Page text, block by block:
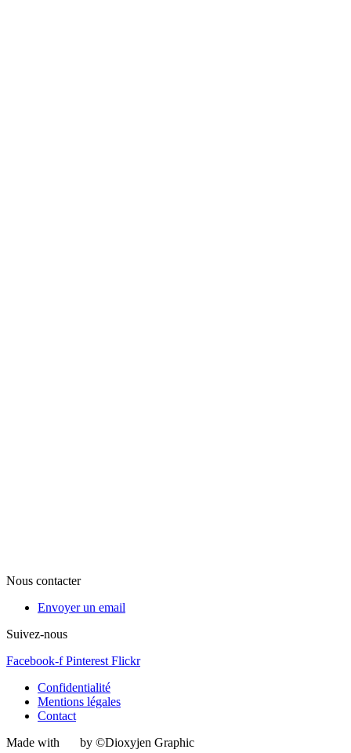
Nous contacter
Envoyer un email
Suivez-nous
Facebook-f Pinterest Flickr
Confidentialité
Mentions légales
Contact
Made with by ©Dioxyjen Graphic